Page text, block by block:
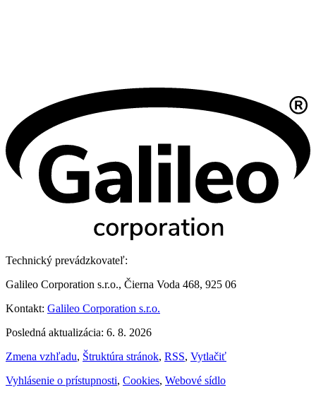
Technický prevádzkovateľ:
Galileo Corporation s.r.o., Čierna Voda 468, 925 06
Kontakt: Galileo Corporation s.r.o.
Posledná aktualizácia: 6. 8. 2026
Zmena vzhľadu, Štruktúra stránok, RSS, Vytlačiť
Vyhlásenie o prístupnosti, Cookies, Webové sídlo